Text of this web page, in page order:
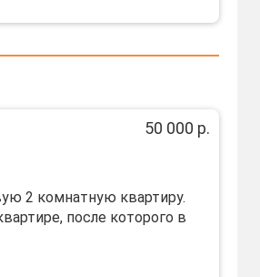
50 000 р.
2 комнатную квартиру.
после которого в